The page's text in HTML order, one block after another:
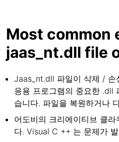
Most common
jaas_nt.dll file
Jaas_nt.dll 파일이 삭제 / 손
응용 프로그램의 중요한 .dll
습니다. 파일을 복원하거나
어도비의 크리에이티브 클
다. Visual C ++ 는 문제가